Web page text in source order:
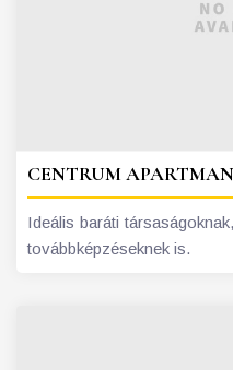
CENTRUM APARTMAN
Ideális baráti
továbbképzéseknek is.